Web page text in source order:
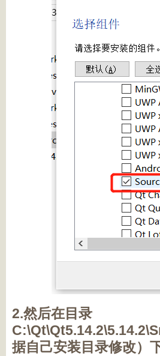
2.然后在目录
据自己安装目录修改）